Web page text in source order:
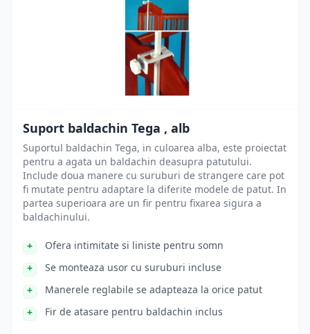
Suport baldachin Tega , alb
Suportul baldachin Tega, in culoarea alba, este proiectat
pentru a agata un baldachin deasupra patutului.
Include doua manere cu suruburi de strangere care pot
fi mutate pentru adaptare la diferite modele de patut. In
partea superioara are un fir pentru fixarea sigura a
baldachinului.
Ofera intimitate si liniste pentru somn
Se monteaza usor cu suruburi incluse
Manerele reglabile se adapteaza la orice patut
Fir de atasare pentru baldachin inclus